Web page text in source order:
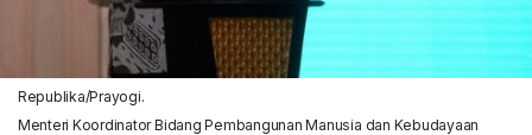
Republika/Prayogi.
Menteri Koordinator Bidang Pembangunan Manusia dan Kebudayaan